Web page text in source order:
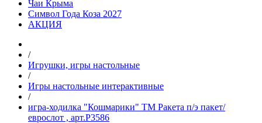
Чаи Крыма
Символ Года Коза 2027
АКЦИЯ
/
Игрушки, игры настольные
/
Игры настольные интерактивные
/
игра-ходилка "Кошмарики" ТМ Ракета п/э пакет/
еврослот , арт.Р3586